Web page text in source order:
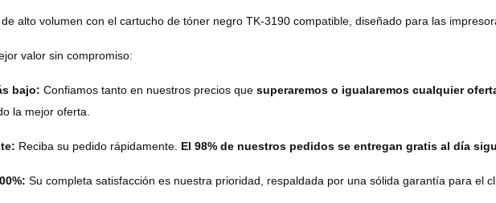
alto volumen con el cartucho de tóner negro TK-3190 compatible, diseñado para las
valor sin compromiso:
bajo: Confiamos tanto en nuestros precios que superaremos o igualaremos cualquier
la mejor oferta.
Reciba su pedido rápidamente. El 98% de nuestros pedidos se entregan gratis al día
Su completa satisfacción es nuestra prioridad, respaldada por una sólida garantía para el